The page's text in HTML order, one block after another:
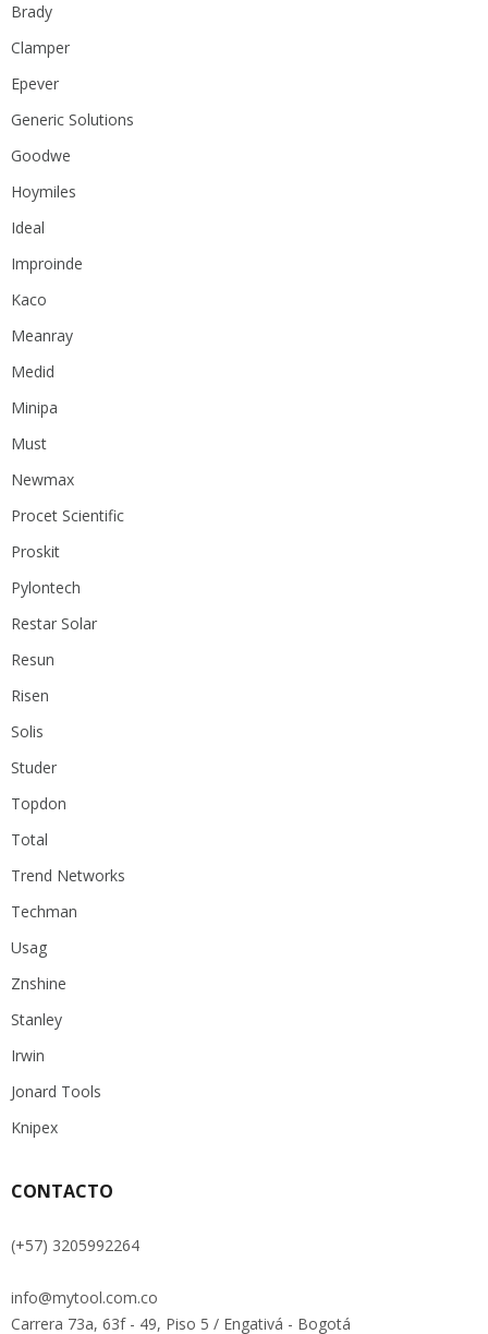
Brady
Clamper
Epever
Generic Solutions
Goodwe
Hoymiles
Ideal
Improinde
Kaco
Meanray
Medid
Minipa
Must
Newmax
Procet Scientific
Proskit
Pylontech
Restar Solar
Resun
Risen
Solis
Studer
Topdon
Total
Trend Networks
Techman
Usag
Znshine
Stanley
Irwin
Jonard Tools
Knipex
CONTACTO
(+57) 3205992264
info@mytool.com.co
Carrera 73a, 63f - 49, Piso 5 / Engativá - Bogotá